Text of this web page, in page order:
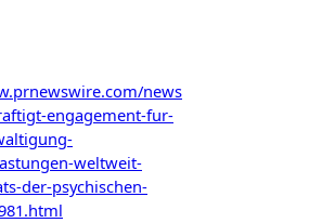
news
engagement-fur-
weltweit-
der-psychischen-